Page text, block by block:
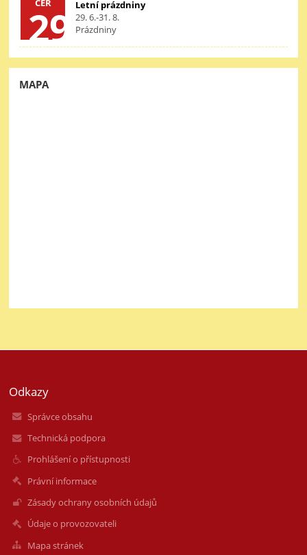
ČER
29
Letní prázdniny
29. 6.-31. 8.
Prázdniny
MAPA
Odkazy
Správce obsahu
Technická podpora
Prohlášení o přístupnosti
Právní informace
Zásady ochrany osobních údajů
Údaje o provozovateli
Mapa stránek